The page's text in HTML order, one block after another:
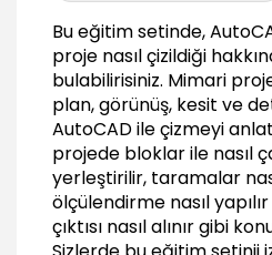
Plan çizimi 7
09:19
Plan çizimi 8
04:07
Plan çizimi 9
08:31
Merdiven çizimi 1
05:28
Merdiven çizimi 2
Bu eğitim setinde,
proje nasıl çizildiği
bulabilirisiniz. Mimari
plan, görünüş, kesit ve
AutoCAD ile çizmeyi
projede bloklar ile nasıl
yerleştirilir, taramalar
ölçülendirme nasıl
çıktısı nasıl alınır gibi